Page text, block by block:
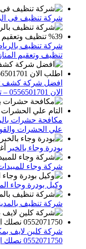
شركة تنظيف فى
تنظيف وتعقيم
الان 0556501701‬‏ – تقارير معتمدة
علي الحشرات
بودرة وجاء بالخبر
شركة وجاء
وكيل بودرة وجاء
شركة تنظيف
0552071750 نصلك اينما كنت